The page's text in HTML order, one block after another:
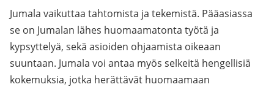
Jumala vaikuttaa tahtomista ja tekemistä. Pääasiassa
se on Jumalan lähes huomaamatonta työtä ja
kypsyttelyä, sekä asioiden ohjaamista oikeaan
suuntaan. Jumala voi antaa myös selkeitä hengellisiä
kokemuksia, jotka herättävät huomaamaan